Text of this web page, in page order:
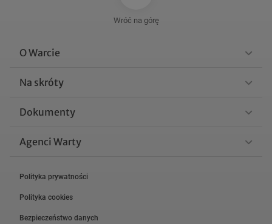
Wróć na górę
O Warcie
Na skróty
Dokumenty
Agenci Warty
Polityka prywatności
Polityka cookies
Bezpieczeństwo danych